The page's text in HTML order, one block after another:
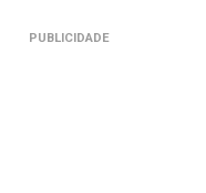
PUBLICIDADE